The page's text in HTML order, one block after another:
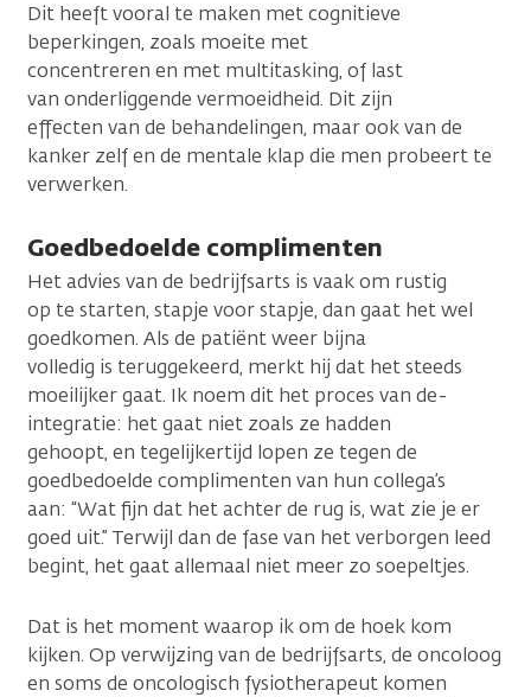
Dit heeft vooral te maken met cognitieve
beperkingen, zoals moeite met
concentreren en met multitasking, of last
van onderliggende vermoeidheid. Dit zijn
effecten van de behandelingen, maar ook van de
kanker zelf en de mentale klap die men probeert te
verwerken.
Goedbedoelde complimenten
Het advies van de bedrijfsarts is vaak om rustig
op te starten, stapje voor stapje, dan gaat het wel
goedkomen. Als de patiënt weer bijna
volledig is teruggekeerd, merkt hij dat het steeds
moeilijker gaat. Ik noem dit het proces van de-
integratie: het gaat niet zoals ze hadden
gehoopt, en tegelijkertijd lopen ze tegen de
goedbedoelde complimenten van hun collega’s
aan: “Wat fijn dat het achter de rug is, wat zie je er
goed uit.” Terwijl dan de fase van het verborgen leed
begint, het gaat allemaal niet meer zo soepeltjes.
Dat is het moment waarop ik om de hoek kom
kijken. Op verwijzing van de bedrijfsarts, de oncoloog
en soms de oncologisch fysiotherapeut komen